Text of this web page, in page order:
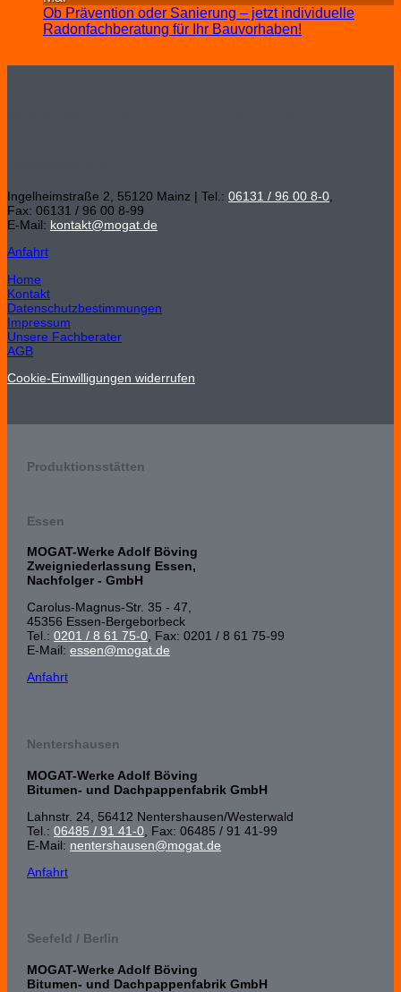
Ob Prävention oder Sanierung – jetzt individuelle
Radonfachberatung für Ihr Bauvorhaben!
Ingelheimstraße 2, 55120 Mainz | Tel.: 06131 / 96 00 8-0
Fax: 06131 / 96 00 8-99
E-Mail: kontakt@mogat.de
Anfahrt
Home
Kontakt
Datenschutzbestimmungen
Impressum
Unsere Fachberater
AGB
Cookie-Einwilligungen widerrufen
Produktionsstätten
Essen
MOGAT-Werke Adolf Böving
Zweigniederlassung Essen,
Nachfolger - GmbH
Carolus-Magnus-Str. 35 - 47,
45356 Essen-Bergeborbeck
Tel.: 0201 / 8 61 75-0, Fax: 0201 / 8 61 75-99
E-Mail: essen@mogat.de
Anfahrt
Nentershausen
MOGAT-Werke Adolf Böving
Bitumen- und Dachpappenfabrik GmbH
Lahnstr. 24, 56412 Nenters­hausen/Wester­wald
Tel.: 06485 / 91 41-0 , Fax: 06485 / 91 41-99
E-Mail: nentershausen@mogat.de
Anfahrt
Seefeld / Berlin
MOGAT-Werke Adolf Böving
Bitumen- und Dachpappenfabrik GmbH